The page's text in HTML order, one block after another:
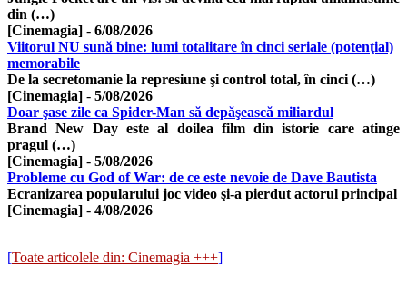
din (…)
[Cinemagia] - 6/08/2026
Viitorul NU sună bine: lumi totalitare în cinci seriale (potenţial)
memorabile
De la secretomanie la represiune şi control total, în cinci (…)
[Cinemagia] - 5/08/2026
Doar şase zile ca Spider-Man să depăşească miliardul
Brand New Day este al doilea film din istorie care atinge
pragul (…)
[Cinemagia] - 5/08/2026
Probleme cu God of War: de ce este nevoie de Dave Bautista
Ecranizarea popularului joc video şi-a pierdut actorul principal
[Cinemagia] - 4/08/2026
[Toate articolele din: Cinemagia +++]